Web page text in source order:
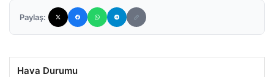
Paylaş:
Hava Durumu